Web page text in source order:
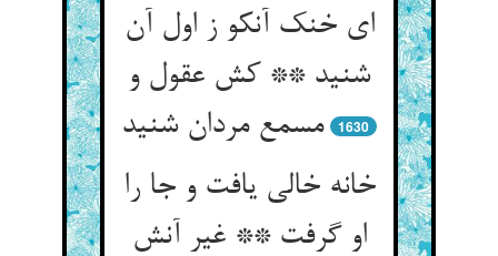
ای خنک آنکو ز اول آن
شنید ** کش عقول و
مسمع مردان شنید
1630
خانه خالی یافت و جا را
او گرفت ** غیر آنش